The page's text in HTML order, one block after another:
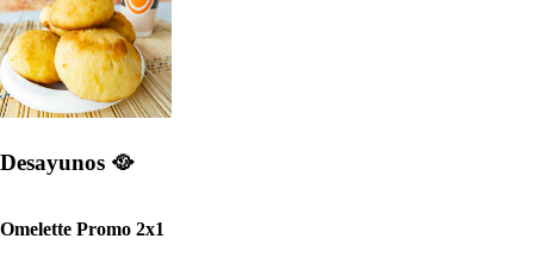
Desayunos 🥘
Omelette Promo 2x1